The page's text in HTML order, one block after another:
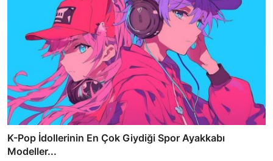
K-Pop İdollerinin En Çok Giydiği Spor Ayakkabı
Modeller...